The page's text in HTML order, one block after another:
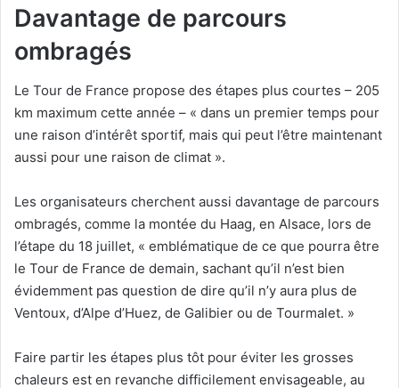
Davantage de parcours
ombragés
Le Tour de France propose des étapes plus courtes – 205
km maximum cette année – « dans un premier temps pour
une raison d’intérêt sportif, mais qui peut l’être maintenant
aussi pour une raison de climat ».
Les organisateurs cherchent aussi davantage de parcours
ombragés, comme la montée du Haag, en Alsace, lors de
l’étape du 18 juillet, « emblématique de ce que pourra être
le Tour de France de demain, sachant qu’il n’est bien
évidemment pas question de dire qu’il n’y aura plus de
Ventoux, d’Alpe d’Huez, de Galibier ou de Tourmalet. »
Faire partir les étapes plus tôt pour éviter les grosses
chaleurs est en revanche difficilement envisageable, au